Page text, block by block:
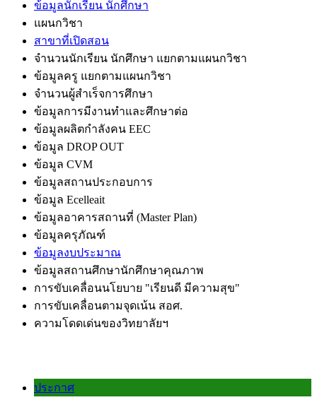
ข้อมูลนักเรียน นักศึกษา
แผนกวิชา
สาขาที่เปิดสอน
จำนวนนักเรียน นักศึกษา แยกตามแผนกวิชา
ข้อมูลครู แยกตามแผนกวิชา
จำนวนผู้สำเร็จการศึกษา
ข้อมูลการมีงานทำและศึกษาต่อ
ข้อมูลผลิตกำลังคน EEC
ข้อมูล DROP OUT
ข้อมูล CVM
ข้อมูลสถานประกอบการ
ข้อมูล Ecelleait
ข้อมูลอาคารสถานที่ (Master Plan)
ข้อมูลครุภัณฑ์
ข้อมูลงบประมาณ
ข้อมูลสถานศึกษานักศึกษาคุณภาพ
การขับเคลื่อนนโยบาย "เรียนดี มีความสุข"
การขับเคลื่อนตามจุดเน้น สอศ.
ความโดดเด่นของวิทยาลัยฯ
ประกาศ